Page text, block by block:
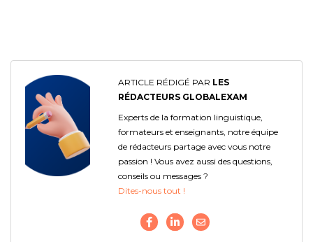
ARTICLE RÉDIGÉ PAR LES
RÉDACTEURS GLOBALEXAM
Experts de la formation linguistique,
formateurs et enseignants, notre équipe
de rédacteurs partage avec vous notre
passion ! Vous avez aussi des questions,
conseils ou messages ?
Dites-nous tout !